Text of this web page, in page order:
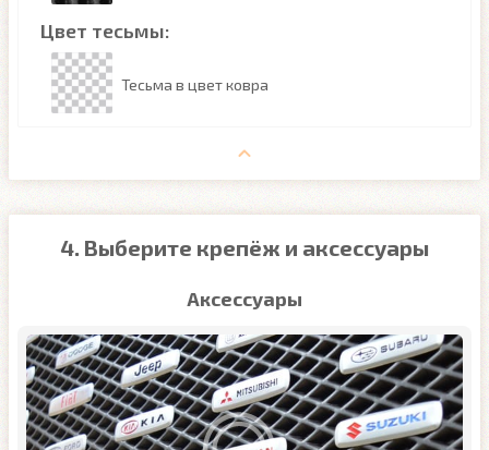
Цвет тесьмы:
Тесьма в цвет ковра
4. Выберите крепёж и аксессуары
Аксессуары